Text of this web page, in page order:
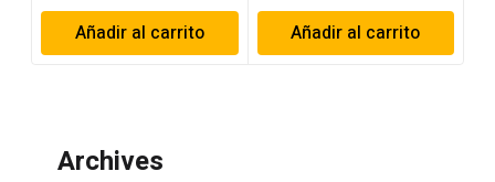
Añadir al carrito
Añadir al carrito
Archives